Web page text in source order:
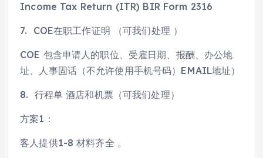
Income Tax Return (ITR) BIR Form 2316
7. COE在职工作证明 （可我们处理 ）
COE 包含申请人的职位、受雇日期、报酬、办公地
址、人事固话（不允许使用手机号码）EMAIL地址）
8. 行程单 酒店和机票（可我们处理）
方案1：
客人提供1-8 材料齐全 。